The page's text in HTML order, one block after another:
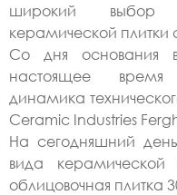
широкий выбор
керамической
Со дня основания
настоящее время
динамика
Ceramic Industries
На сегодняшний
вида керамической
облицовочная плитка